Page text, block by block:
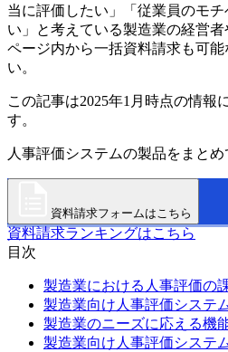
当に評価したい」「従業員のモ
い」と考えている製造業の経営者
ページ内から一括資料請求も可
い。
この記事は2025年1月時点の情報
す。
人事評価システムの製品をまとめ
資料請求フォームはこちら
資料請求ランキングはこちら
目次
製造業における人事評価の
製造業向け人事評価システ
製造業のニーズに応える機
製造業向け人事評価システ